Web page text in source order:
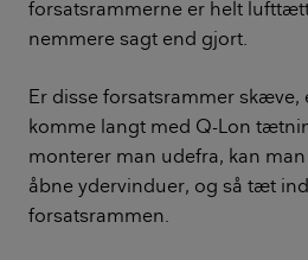
forsatsrammerne er helt
nemmere sagt end gjort.
Er disse forsatsrammer skæve,
komme langt med Q-Lon
monterer man udefra, kan
åbne ydervinduer, og så tæt
forsatsrammen.